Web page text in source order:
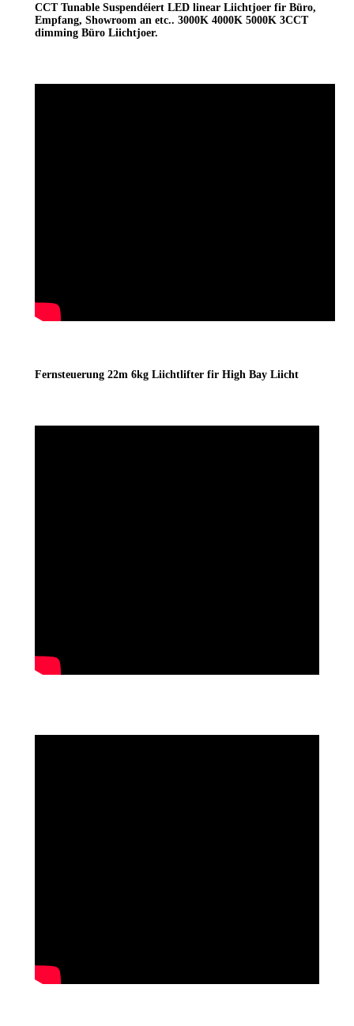
CCT Tunable Suspendéiert LED linear Liichtjoer fir Büro,
Empfang, Showroom an etc.. 3000K 4000K 5000K 3CCT
dimming Büro Liichtjoer.
Fernsteuerung 22m 6kg Liichtlifter fir High Bay Liicht